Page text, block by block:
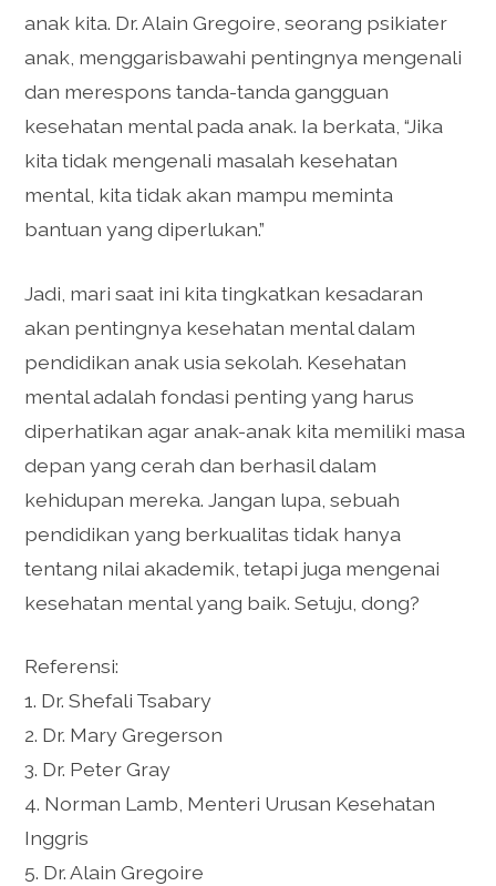
anak kita. Dr. Alain Gregoire, seorang psikiater
anak, menggarisbawahi pentingnya mengenali
dan merespons tanda-tanda gangguan
kesehatan mental pada anak. Ia berkata, “Jika
kita tidak mengenali masalah kesehatan
mental, kita tidak akan mampu meminta
bantuan yang diperlukan.”
Jadi, mari saat ini kita tingkatkan kesadaran
akan pentingnya kesehatan mental dalam
pendidikan anak usia sekolah. Kesehatan
mental adalah fondasi penting yang harus
diperhatikan agar anak-anak kita memiliki masa
depan yang cerah dan berhasil dalam
kehidupan mereka. Jangan lupa, sebuah
pendidikan yang berkualitas tidak hanya
tentang nilai akademik, tetapi juga mengenai
kesehatan mental yang baik. Setuju, dong?
Referensi:
1. Dr. Shefali Tsabary
2. Dr. Mary Gregerson
3. Dr. Peter Gray
4. Norman Lamb, Menteri Urusan Kesehatan
Inggris
5. Dr. Alain Gregoire